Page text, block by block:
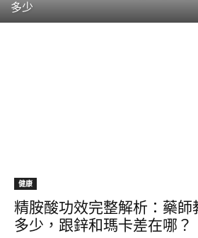
多少
健康
精胺酸功效完整解析：藥師
多少，跟鋅和瑪卡差在哪？